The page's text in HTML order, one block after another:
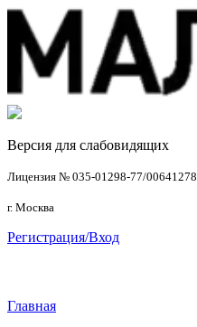
Версия для слабовидящих
Лицензия № 035-01298-77/00641278,
г. Москва
Регистрация/Вход
Главная